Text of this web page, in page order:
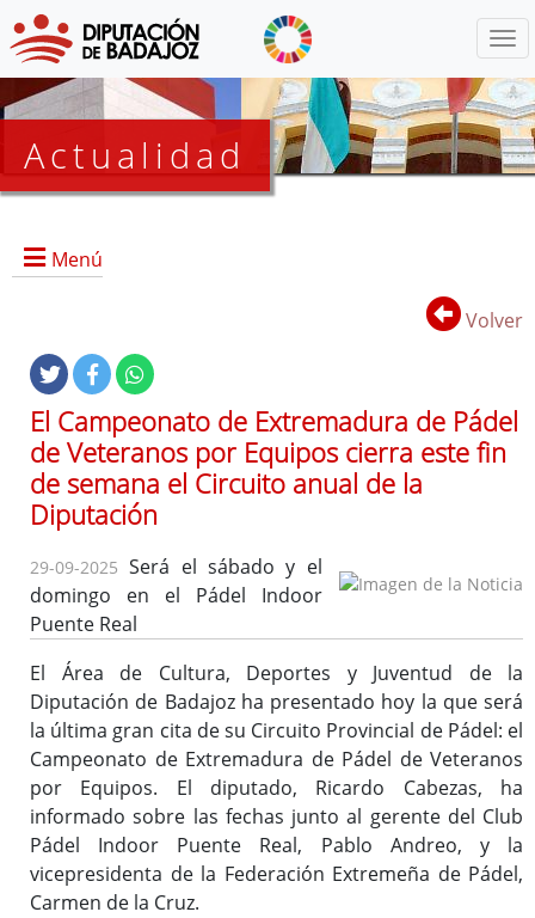
Actualidad
Menú
Noticias
Lista
de
distribución
Volver
El Campeonato de Extremadura de Pádel
de Veteranos por Equipos cierra este fin
de semana el Circuito anual de la
Diputación
29-09-2025 Será el sábado y el
domingo en el Pádel Indoor
Puente Real
El Área de Cultura, Deportes y Juventud de la
Diputación de Badajoz ha presentado hoy la que será
la última gran cita de su Circuito Provincial de Pádel: el
Campeonato de Extremadura de Pádel de Veteranos
por Equipos. El diputado, Ricardo Cabezas, ha
informado sobre las fechas junto al gerente del Club
Pádel Indoor Puente Real, Pablo Andreo, y la
vicepresidenta de la Federación Extremeña de Pádel,
Carmen de la Cruz.